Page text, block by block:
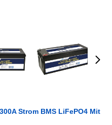
Strom BMS LiFePO4 Mit